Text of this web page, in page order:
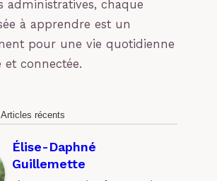
administratives, chaque
à apprendre est un
pour une vie quotidienne
connectée.
Articles récents
Élise-Daphné
Guillemette